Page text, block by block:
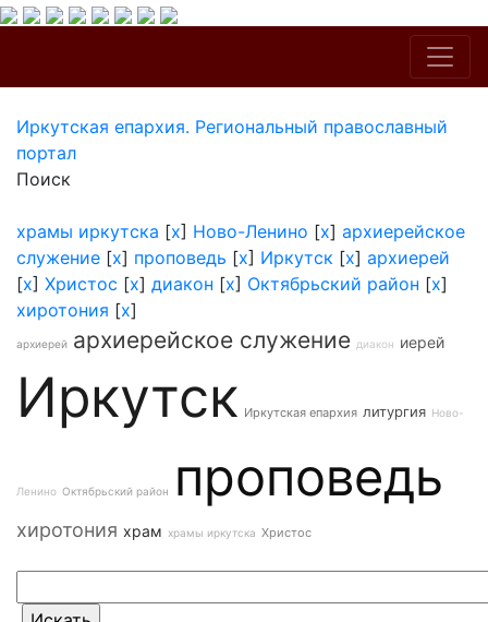
Иркутская епархия. Региональный православный
портал
Поиск
храмы иркутска [x] Ново-Ленино [x] архиерейское
служение [x] проповедь [x] Иркутск [x] архиерей
[x] Христос [x] диакон [x] Октябрьский район [x]
хиротония [x]
архиерей архиерейское служение диакон иерей
Иркутск Иркутская епархия литургия Ново-
Ленино Октябрьский район проповедь
хиротония храм храмы иркутска Христос